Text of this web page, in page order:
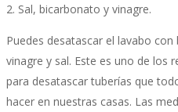
2. Sal, bicarbonato y vinagre.
Puedes desatascar el lavabo
vinagre y sal. Este es uno de los
para desatascar tuberías que
hacer en nuestras casas. Las